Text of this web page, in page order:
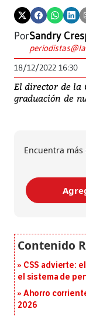
PorSandry
18/12/2022 16:30
El director de la
graduación de
Encuentra
CSS advierte:
el sistema de
Ahorro
2026